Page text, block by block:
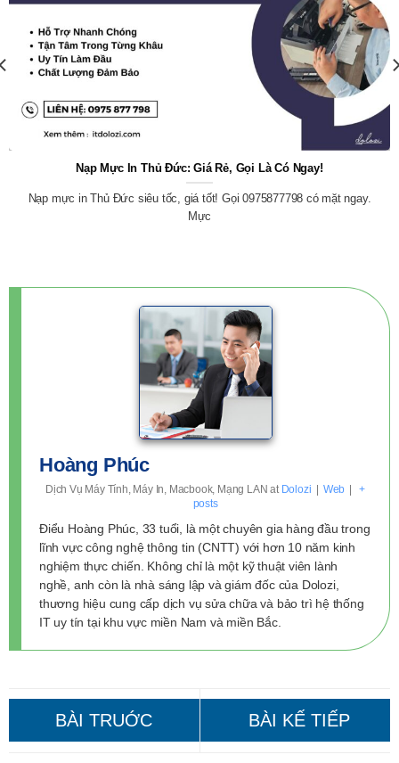
Nạp Mực In Thủ Đức: Giá Rẻ, Gọi Là Có Ngay!
Nạp mực in Thủ Đức siêu tốc, giá tốt! Gọi 0975877798 có mặt ngay.
Mực
Hoàng Phúc
Dịch Vụ Máy Tính, Máy In, Macbook, Mạng LAN at Dolozi | Web |
+
posts
Điểu Hoàng Phúc, 33 tuổi, là một chuyên gia hàng đầu trong
lĩnh vực công nghệ thông tin (CNTT) với hơn 10 năm kinh
nghiệm thực chiến. Không chỉ là một kỹ thuật viên lành
nghề, anh còn là nhà sáng lập và giám đốc của Dolozi,
thương hiệu cung cấp dịch vụ sửa chữa và bảo trì hệ thống
IT uy tín tại khu vực miền Nam và miền Bắc.